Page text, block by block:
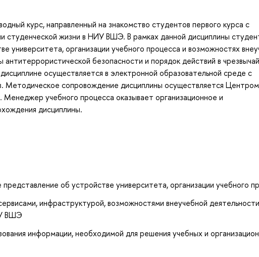
курс, направленный на знакомство студентов первого курса с
студенческой жизни в НИУ ВШЭ. В рамках данной дисциплины
университета, организации учебного процесса и возможностях
безопасности и порядок действий в
осуществляется в электронной образовательной среде с
Методическое сопровождение дисциплины осуществляется Центром
Менеджер учебного процесса оказывает организационное и
дисциплины.
об устройстве университета, организации учебного
инфраструктурой, возможностями внеучебной
ВШЭ
информации, необходимой для решения учебных и